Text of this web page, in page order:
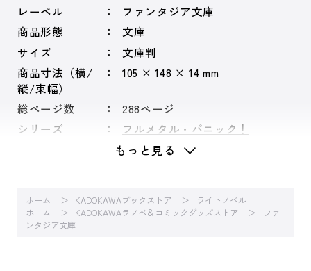
レーベル
ファンタジア文庫
商品形態
文庫
サイズ
文庫判
商品寸法（横/
縦/束幅）
105 × 148 × 14 mm
総ページ数
288ページ
シリーズ
フルメタル・パニック！
もっと見る
ホーム KADOKAWAブックストア
ライトノベル
ホーム
KADOKAWAラノベ＆コミックグッズストア
ファ
ンタジア文庫